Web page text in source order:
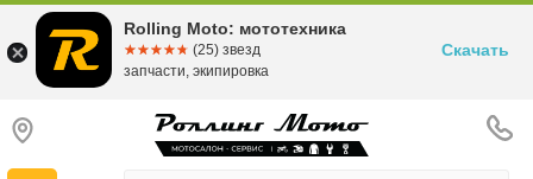
Rolling Moto: мототехника
☆☆☆☆☆
★★★★★ (25) звезд
запчасти, экипировка
Скачать